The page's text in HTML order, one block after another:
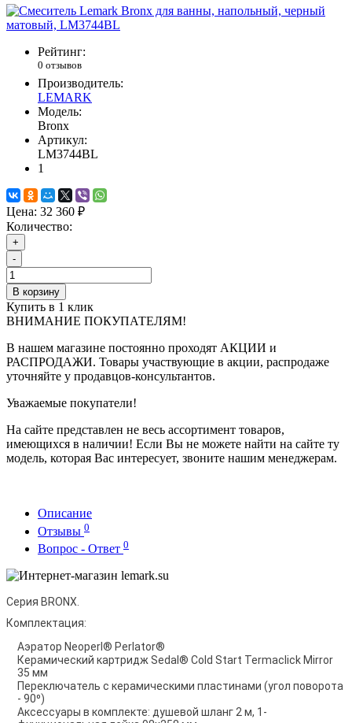
Рейтинг:
0 отзывов
Производитель:
LEMARK
Модель:
Bronx
Артикул:
LM3744BL
1
Цена: 32 360 ₽
Количество:
+
-
В корзину
Купить в 1 клик
ВНИМАНИЕ ПОКУПАТЕЛЯМ!
В нашем магазине постоянно проходят АКЦИИ и
РАСПРОДАЖИ. Товары участвующие в акции, распродаже
уточняйте у продавцов-консультантов.
Уважаемые покупатели!
На сайте представлен не весь ассортимент товаров,
имеющихся в наличии! Если Вы не можете найти на сайте ту
модель, которая Вас интересует, звоните нашим менеджерам.
Описание
Отзывы 0
Вопрос - Ответ 0
Серия BRONX.
Комплектация:
Аэратор Neoperl® Perlator®
Керамический картридж Sedal® Cold Start Termaclick Mirror
35 мм
Переключатель с керамическими пластинами (угол поворота
- 90⁰)
Аксессуары в комплекте: душевой шланг 2 м, 1-